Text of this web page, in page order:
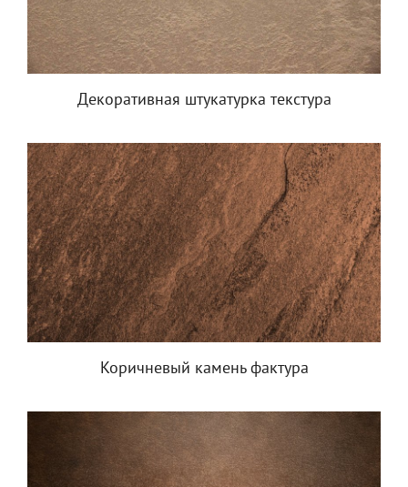
Декоративная штукатурка текстура
Коричневый камень фактура